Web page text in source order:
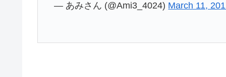
— あみさん (@Ami3_4024) March 11,